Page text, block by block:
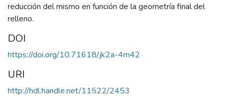
reducción del mismo en función de la geometría final del
relleno.
DOI
https://doi.org/10.71618/jk2a-4m42
URI
http://hdl.handle.net/11522/2453